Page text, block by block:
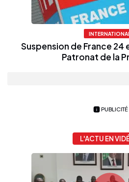
Suspension de France 24
Patronat de la
PUBLICITÉ
L'ACTU EN